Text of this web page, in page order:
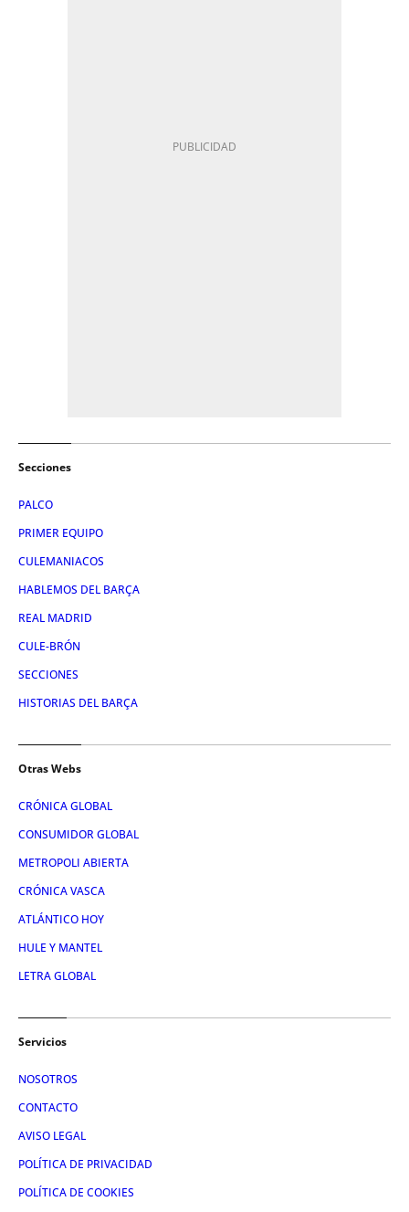
Secciones
PALCO
PRIMER EQUIPO
CULEMANIACOS
HABLEMOS DEL BARÇA
REAL MADRID
CULE-BRÓN
SECCIONES
HISTORIAS DEL BARÇA
Otras Webs
CRÓNICA GLOBAL
CONSUMIDOR GLOBAL
METROPOLI ABIERTA
CRÓNICA VASCA
ATLÁNTICO HOY
HULE Y MANTEL
LETRA GLOBAL
Servicios
NOSOTROS
CONTACTO
AVISO LEGAL
POLÍTICA DE PRIVACIDAD
POLÍTICA DE COOKIES